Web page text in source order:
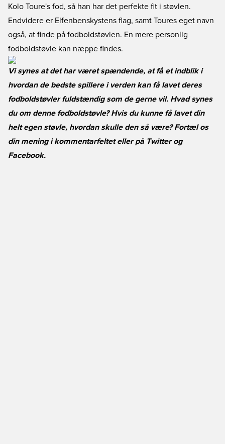
Kolo Toure's fod, så han har det perfekte fit i støvlen.
Endvidere er Elfenbenskystens flag, samt Toures eget navn
også, at finde på fodboldstøvlen. En mere personlig
fodboldstøvle kan næppe findes.
Vi synes at det har været spændende, at få et indblik i
hvordan de bedste spillere i verden kan få lavet deres
fodboldstøvler fuldstændig som de gerne vil. Hvad synes
du om denne fodboldstøvle? Hvis du kunne få lavet din
helt egen støvle, hvordan skulle den så være? Fortæl os
din mening i kommentarfeltet eller på Twitterog
Facebook.